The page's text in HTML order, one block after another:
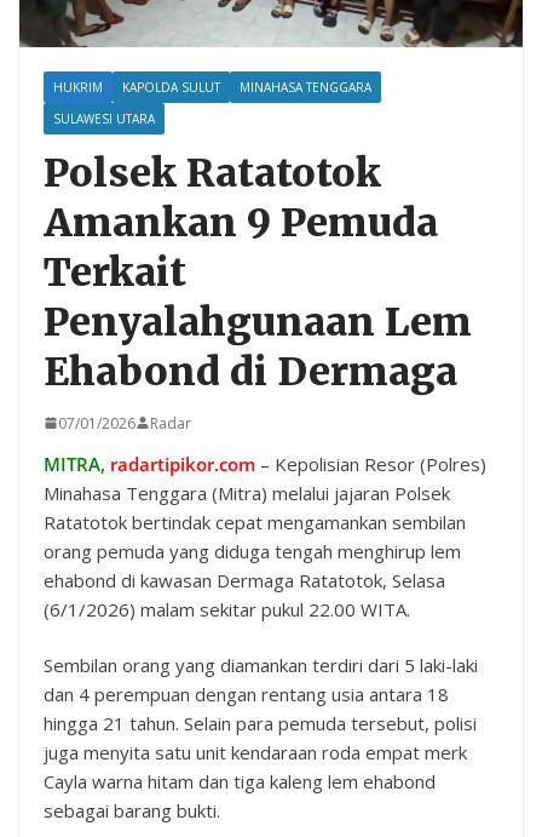
HUKRIM KAPOLDA SULUT
MINAHASA TENGGARA
SULAWESI UTARA
Polsek Ratatotok
Amankan 9 Pemuda
Terkait
Penyalahgunaan Lem
Ehabond di Dermaga
07/01/2026 Radar
MITRA, radartipikor.com – Kepolisian Resor (Polres)
Minahasa Tenggara (Mitra) melalui jajaran Polsek
Ratatotok bertindak cepat mengamankan sembilan
orang pemuda yang diduga tengah menghirup lem
ehabond di kawasan Dermaga Ratatotok, Selasa
(6/1/2026) malam sekitar pukul 22.00 WITA.
Sembilan orang yang diamankan terdiri dari 5 laki-laki
dan 4 perempuan dengan rentang usia antara 18
hingga 21 tahun. Selain para pemuda tersebut, polisi
juga menyita satu unit kendaraan roda empat merk
Cayla warna hitam dan tiga kaleng lem ehabond
sebagai barang bukti.